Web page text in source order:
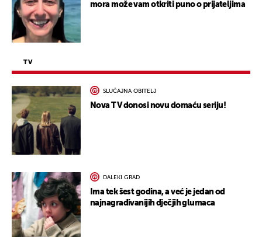
mora može vam otkriti puno o prijateljima
TV
SLUČAJNA OBITELJ
Nova TV donosi novu domaću seriju!
DALEKI GRAD
Ima tek šest godina, a već je jedan od
najnagrađivanijih dječjih glumaca